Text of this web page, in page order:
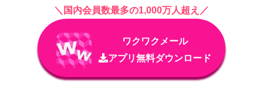
＼国内会員数最多の1,000万人超え／
ワクワクメール
アプリ無料ダウンロード